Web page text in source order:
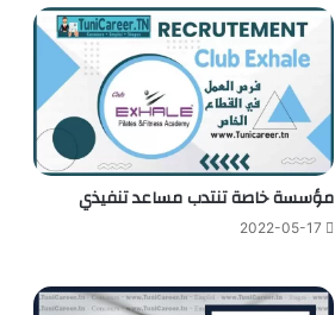
مؤسسة خاصة تنتدب مساعد تنفيذي
2022-05-17